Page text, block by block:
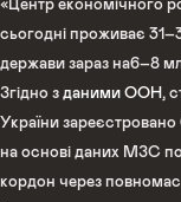
«Центр економічного
сьогодні проживає
держави зараз на6–8
Згідно з даними ООН,
України
на основі даних МЗС
кордон через